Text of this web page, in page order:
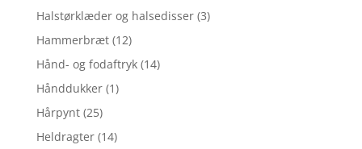
Halstørklæder og halsedisser (3)
Hammerbræt (12)
Hånd- og fodaftryk (14)
Hånddukker (1)
Hårpynt (25)
Heldragter (14)